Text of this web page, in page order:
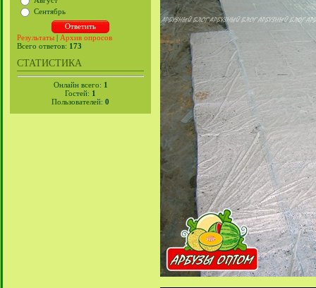
Сентябрь
Результаты | Архив опросов
Всего ответов: 173
СТАТИСТИКА
Онлайн всего: 1
Гостей: 1
Пользователей: 0